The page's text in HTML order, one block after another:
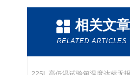
相关文章
RELATED ARTICLES